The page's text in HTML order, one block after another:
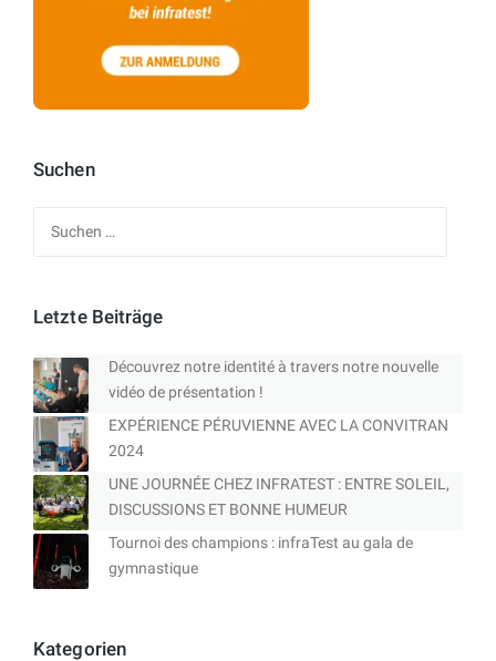
Suchen
Letzte Beiträge
Découvrez notre identité à travers notre nouvelle
vidéo de présentation !
EXPÉRIENCE PÉRUVIENNE AVEC LA CONVITRAN
2024
UNE JOURNÉE CHEZ INFRATEST : ENTRE SOLEIL,
DISCUSSIONS ET BONNE HUMEUR
Tournoi des champions : infraTest au gala de
gymnastique
Kategorien